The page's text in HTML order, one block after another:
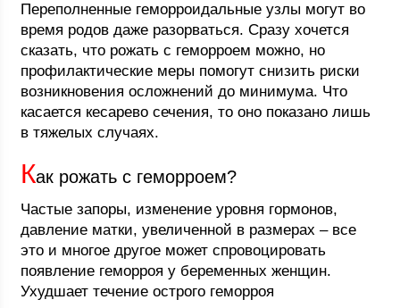
Переполненные геморроидальные узлы могут во
время родов даже разорваться. Сразу хочется
сказать, что рожать с геморроем можно, но
профилактические меры помогут снизить риски
возникновения осложнений до минимума. Что
касается кесарево сечения, то оно показано лишь
в тяжелых случаях.
Как рожать с геморроем?
Частые запоры, изменение уровня гормонов,
давление матки, увеличенной в размерах – все
это и многое другое может спровоцировать
появление геморроя у беременных женщин.
Ухудшает течение острого геморроя